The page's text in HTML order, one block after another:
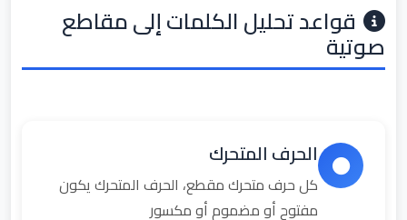
قواعد تحليل الكلمات إلى مقاطع
صوتية
الحرف المتحرك
كل حرف متحرك مقطع، الحرف المتحرك يكون
مفتوح أو مضموم أو مكسور